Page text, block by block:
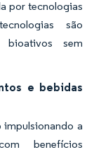
por tecnologias
são
bioativos sem
e bebidas
impulsionando a
benefícios